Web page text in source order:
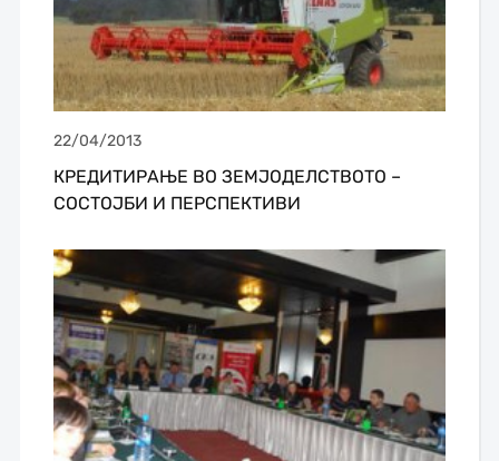
22/04/2013
КРЕДИТИРАЊЕ ВО ЗЕМЈОДЕЛСТВОТО –
СОСТОЈБИ И ПЕРСПЕКТИВИ